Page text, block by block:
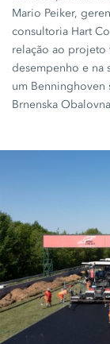
Mario Peiker,
consultoria Hart
relação ao projeto
desempenho e na
um Benninghoven
Brnenska Obalovna